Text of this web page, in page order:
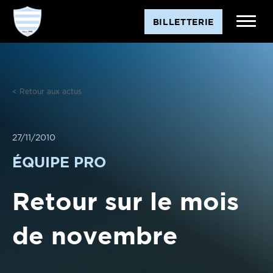
Aller
contenu
BILLETTERIE
< Retour aux actus
27/11/2010
ÉQUIPE PRO
Retour sur le mois
de novembre